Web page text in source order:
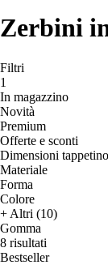
Zerbini
Filtri
1
In magazzino
Novità
Premium
Offerte e sconti
Dimensioni tappetino
Materiale
Forma
Colore
+ Altri (10)
Gomma
8 risultati
Bestseller